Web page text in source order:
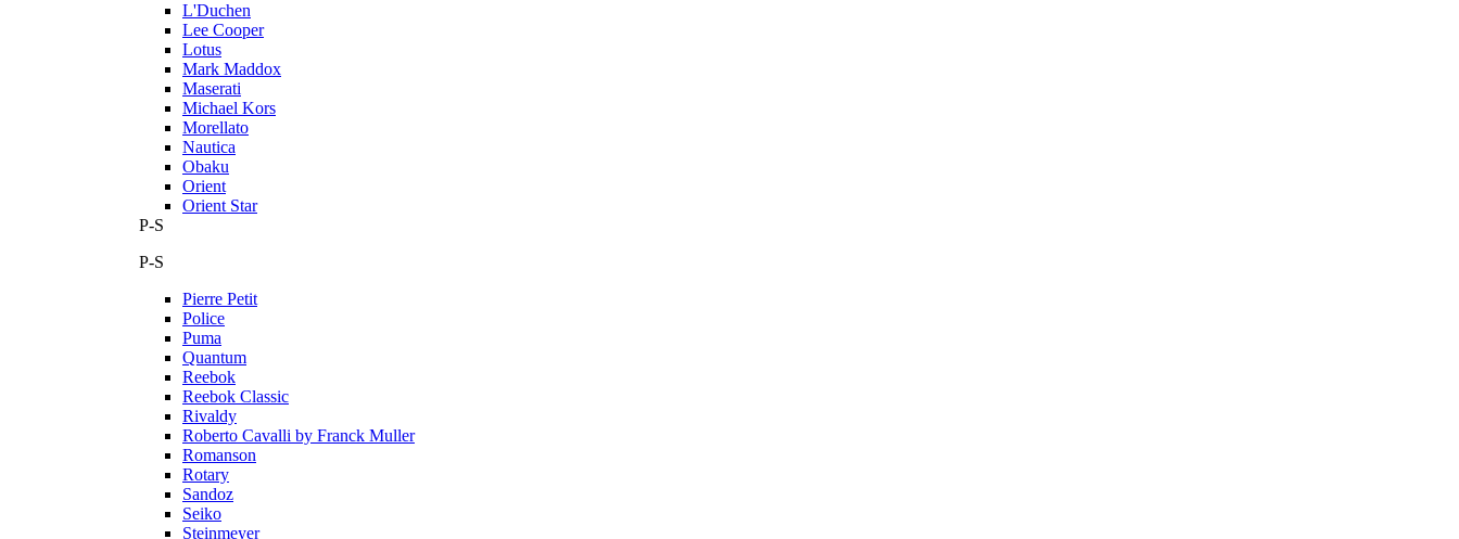
L'Duchen
Lee Cooper
Lotus
Mark Maddox
Maserati
Michael Kors
Morellato
Nautica
Obaku
Orient
Orient Star
P-S
P-S
Pierre Petit
Police
Puma
Quantum
Reebok
Reebok Classic
Rivaldy
Roberto Cavalli by Franck Muller
Romanson
Rotary
Sandoz
Seiko
Steinmeyer